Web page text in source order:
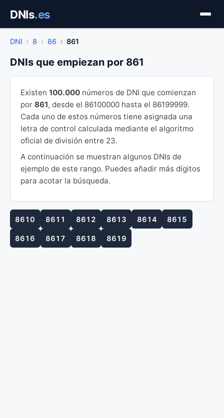
contenido
DNIs.es
DNI 8 86 861
DNIs que empiezan por 861
Existen 100.000 números de DNI que comienzan
por 861, desde el 86100000 hasta el 86199999.
Cada uno de estos números tiene asignada una
letra de control calculada mediante el algoritmo
oficial de división entre 23.
A continuación se muestran algunos DNIs de
ejemplo de este rango. Puedes añadir más dígitos
para acotar la búsqueda.
8610 8611 8612 8613 8614 8615
8616 8617 8618 8619